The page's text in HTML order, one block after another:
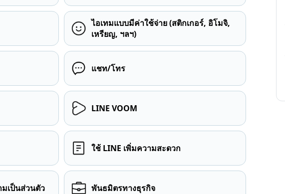
ไอเทมแบบมีค่าใช้จ่าย (สติกเกอร์, อิโมจิ,
เหรียญ, ฯลฯ)
แชท/โทร
LINE VOOM
ใช้ LINE เพิ่มความสะดวก
เป็นส่วนตัว พันธมิตรทางธุรกิจ